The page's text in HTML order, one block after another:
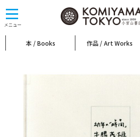
メニュー
toggle
navigation
本 / Books 作品 / Art Works